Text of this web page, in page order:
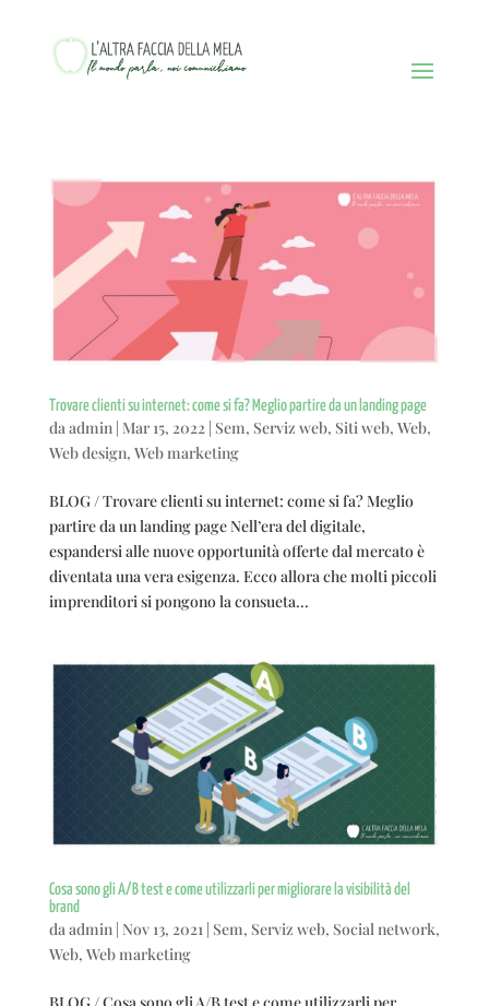
Trovare clienti su internet: come si fa? Meglio partire da un landing page
daadmin| Mar 15, 2022| Sem, Serviz web, Siti web, Web,
Web design, Web marketing
BLOG / Trovare clienti su internet: come si fa? Meglio
partire da un landing page Nell’era del digitale,
espandersi alle nuove opportunità offerte dal mercato è
diventata una vera esigenza. Ecco allora che molti piccoli
imprenditori si pongono la consueta...
Cosa sono gli A/B test e come utilizzarli per migliorare la visibilità del
brand
daadmin| Nov 13, 2021| Sem, Serviz web, Social network,
Web, Web marketing